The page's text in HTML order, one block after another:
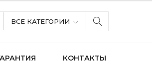
ВСЕ КАТЕГОРИИ
КОНТАКТЫ